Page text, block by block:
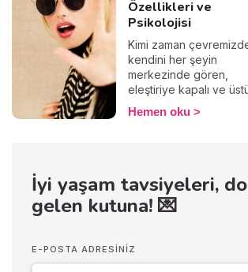
Özellikleri ve
Psikolojisi
Kimi zaman
kendini her şeyin
merkezinde gören,
eleştiriye kapalı ve
hissiyle hareket eden
insanlarla karşılaşırız. Bu
bir durum olabilir mi?
noktada “megalomani”
kavramı devreye
psikolojik kökenlerini
Hemen oku
İyi yaşam tavsiyeleri,
gelen kutuna! 💌
E-POSTA ADRESINIZ